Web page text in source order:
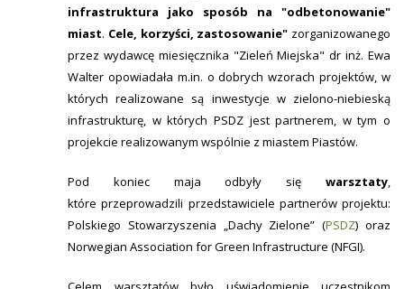
infrastruktura jako sposób na "odbetonowanie"
miast. Cele, korzyści, zastosowanie" zorganizowanego
przez wydawcę miesięcznika "Zieleń Miejska" dr inż. Ewa
Walter opowiadała m.in. o dobrych wzorach projektów, w
których realizowane są inwestycje w zielono-niebieską
infrastrukturę, w których PSDZ jest partnerem, w tym o
projekcie realizowanym wspólnie z miastem Piastów.
Pod koniec maja odbyły się warsztaty,
które przeprowadzili przedstawiciele partnerów projektu:
Polskiego Stowarzyszenia „Dachy Zielone” (PSDZ) oraz
Norwegian Association for Green Infrastructure (NFGI).